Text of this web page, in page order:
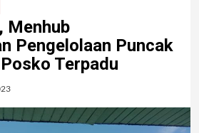
Menhub
Pengelolaan Puncak
Terpadu